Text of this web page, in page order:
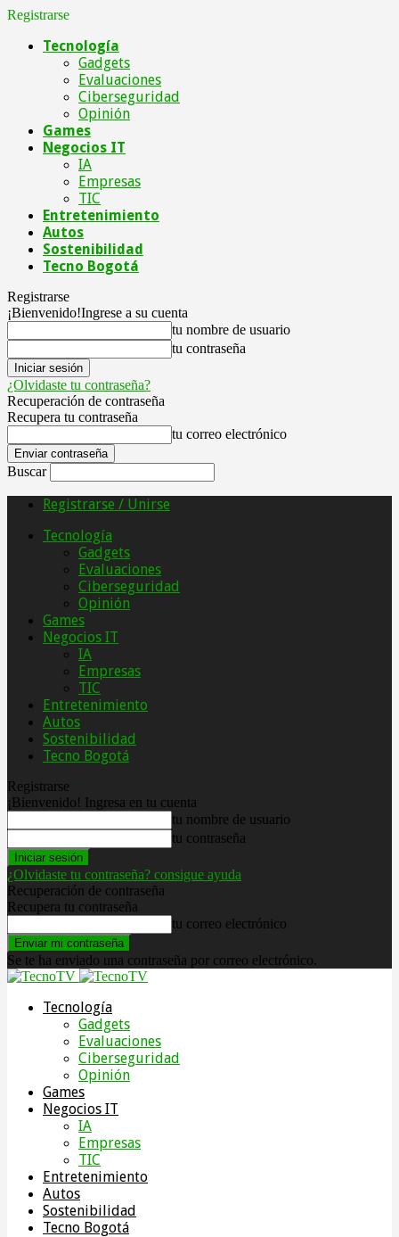
Registrarse
Tecnología
Gadgets
Evaluaciones
Ciberseguridad
Opinión
Games
Negocios IT
IA
Empresas
TIC
Entretenimiento
Autos
Sostenibilidad
Tecno Bogotá
Registrarse
¡Bienvenido!Ingrese a su cuenta
tu nombre de usuario
tu contraseña
¿Olvidaste tu contraseña?
Recuperación de contraseña
Recupera tu contraseña
tu correo electrónico
Buscar
Registrarse / Unirse
Tecnología
Gadgets
Evaluaciones
Ciberseguridad
Opinión
Games
Negocios IT
IA
Empresas
TIC
Entretenimiento
Autos
Sostenibilidad
Tecno Bogotá
Registrarse
¡Bienvenido! Ingresa en tu cuenta
tu nombre de usuario
tu contraseña
¿Olvidaste tu contraseña? consigue ayuda
Recuperación de contraseña
Recupera tu contraseña
tu correo electrónico
Se te ha enviado una contraseña por correo electrónico.
Tecnología
Gadgets
Evaluaciones
Ciberseguridad
Opinión
Games
Negocios IT
IA
Empresas
TIC
Entretenimiento
Autos
Sostenibilidad
Tecno Bogotá